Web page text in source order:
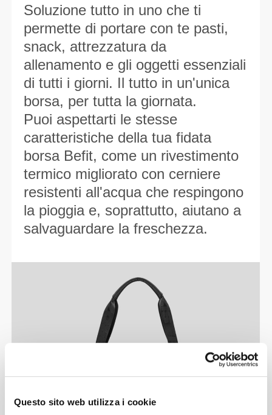
Questo sito web utilizza i cookie
Soluzione tutto in uno che ti
permette di portare con te pasti,
snack, attrezzatura da
allenamento e gli oggetti essenziali
di tutti i giorni. Il tutto in un'unica
borsa, per tutta la giornata.
Puoi aspettarti le stesse
caratteristiche della tua fidata
borsa Befit, come un rivestimento
termico migliorato con cerniere
resistenti all'acqua che respingono
la pioggia e, soprattutto, aiutano a
salvaguardare la freschezza.